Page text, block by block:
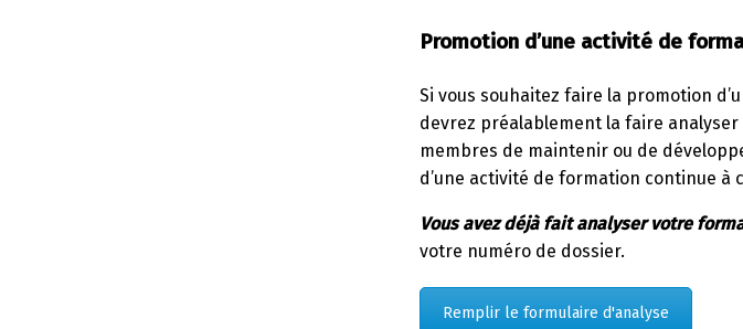
Promotion d’une activité de
Si vous souhaitez faire la promotion
devrez préalablement la faire analyser
membres de maintenir ou de
d’une activité de formation continue à
Vous avez déjà fait analyser votre
votre numéro de dossier.
Remplir le formulaire d'analyse